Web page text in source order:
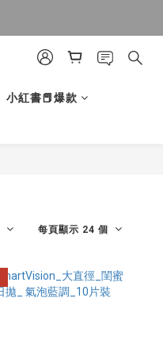
小紅書📕爆款
每頁顯示 24 個